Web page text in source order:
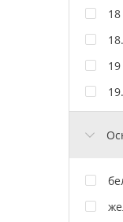
18
19